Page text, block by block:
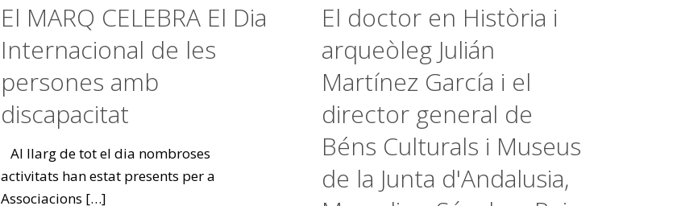
El MARQ CELEBRA El Dia
Internacional de les
persones amb
discapacitat
Al llarg de tot el dia nombroses
activitats han estat presents per a
Associacions […]
El doctor en Història i
arqueòleg Julián
Martínez García i el
director general de
Béns Culturals i Museus
de la Junta d'Andalusia,